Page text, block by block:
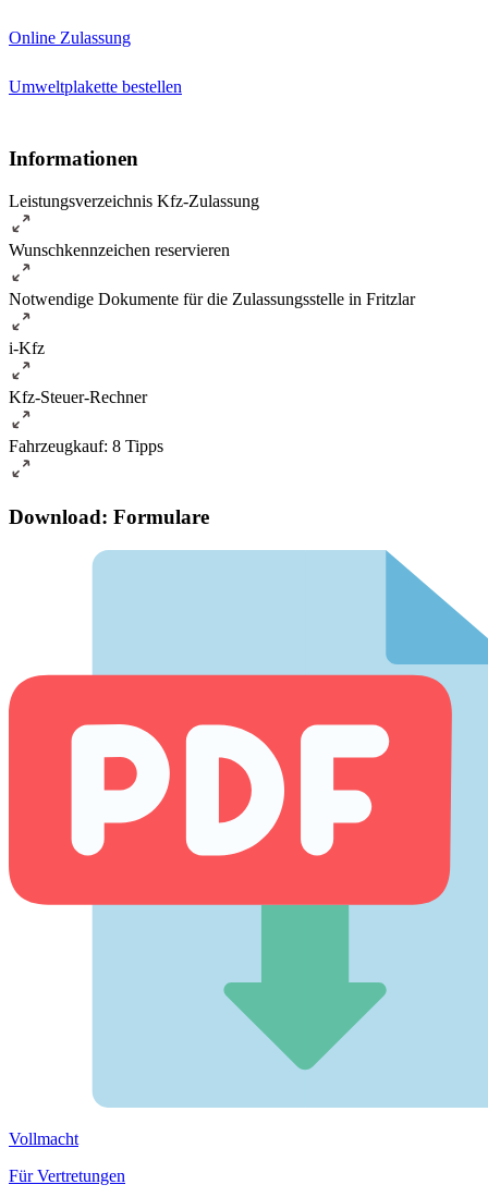
Online Zulassung
Umweltplakette bestellen
Informationen
Leistungsverzeichnis Kfz-Zulassung
Wunschkennzeichen reservieren
Notwendige Dokumente für die Zulassungsstelle in Fritzlar
i-Kfz
Kfz-Steuer-Rechner
Fahrzeugkauf: 8 Tipps
Download: Formulare
Vollmacht
Für Vertretungen